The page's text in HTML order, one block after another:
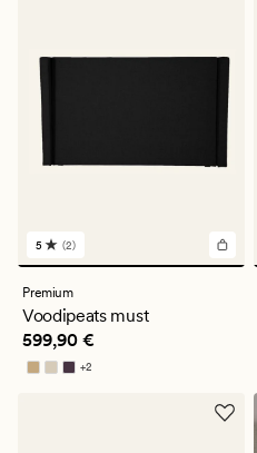
2
arvustust
keskmise
hinnanguga
5
5 (2)
Premium
Voodipeats must
Pris_ee 599,90 €
599,90 €
+2
Saadaval rohkemates värvitoonides